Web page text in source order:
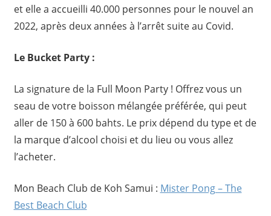
et elle a accueilli 40.000 personnes pour le nouvel an
2022, après deux années à l’arrêt suite au Covid.
Le Bucket Party :
La signature de la Full Moon Party ! Offrez vous un
seau de votre boisson mélangée préférée, qui peut
aller de 150 à 600 bahts. Le prix dépend du type et de
la marque d’alcool choisi et du lieu ou vous allez
l’acheter.
Mon Beach Club de Koh Samui : Mister Pong – The
Best Beach Club